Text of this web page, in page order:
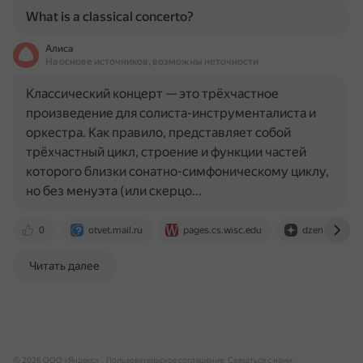
What is a classical concerto?
Алиса
На основе источников, возможны неточности
0 otvet.mail.ru pages.cs.wisc.edu dzen.ru
Классический концерт — это трёхчастное
произведение для солиста-инструменталиста и
оркестра. Как правило, представляет собой
трёхчастный цикл, строение и функции частей
которого близки сонатно-симфоническому циклу,
но без менуэта (или скерцо…
Читать далее
© 2026 ООО «Яндекс» Пользовательское соглашение Связаться с нами